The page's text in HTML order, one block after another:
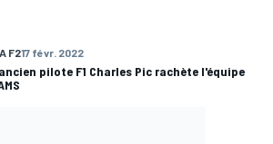
F217 févr. 2022
pilote F1 Charles Pic rachète l'équipe